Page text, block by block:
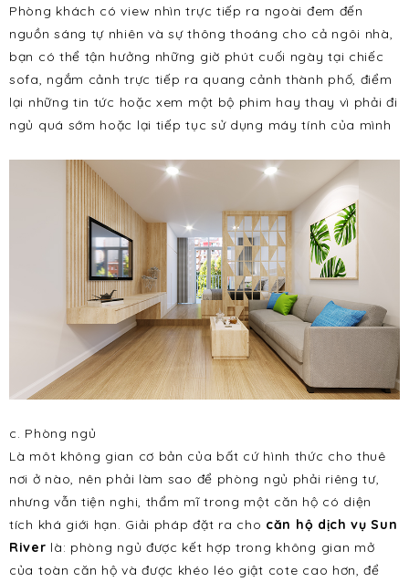
Phòng khách có view nhìn trực tiếp ra ngoài đem đến
nguồn sáng tự nhiên và sự thông thoáng cho cả ngôi nhà,
bạn có thể tận hưởng những giờ phút cuối ngày tại chiếc
sofa, ngắm cảnh trực tiếp ra quang cảnh thành phố, điểm
lại những tin tức hoặc xem một bộ phim hay thay vì phải đi
ngủ quá sớm hoặc lại tiếp tục sử dụng máy tính của mình
c. Phòng ngủ
Là môt không gian cơ bản của bất cứ hình thức cho thuê
nơi ở nào, nên phải làm sao để phòng ngủ phải riêng tư,
nhưng vẫn tiện nghi, thẩm mĩ trong một căn hộ có diện
tích khá giới hạn. Giải pháp đặt ra cho căn hộ dịch vụ Sun
River là: phòng ngủ được kết hợp trong không gian mở
của toàn căn hộ và được khéo léo giật cote cao hơn, để